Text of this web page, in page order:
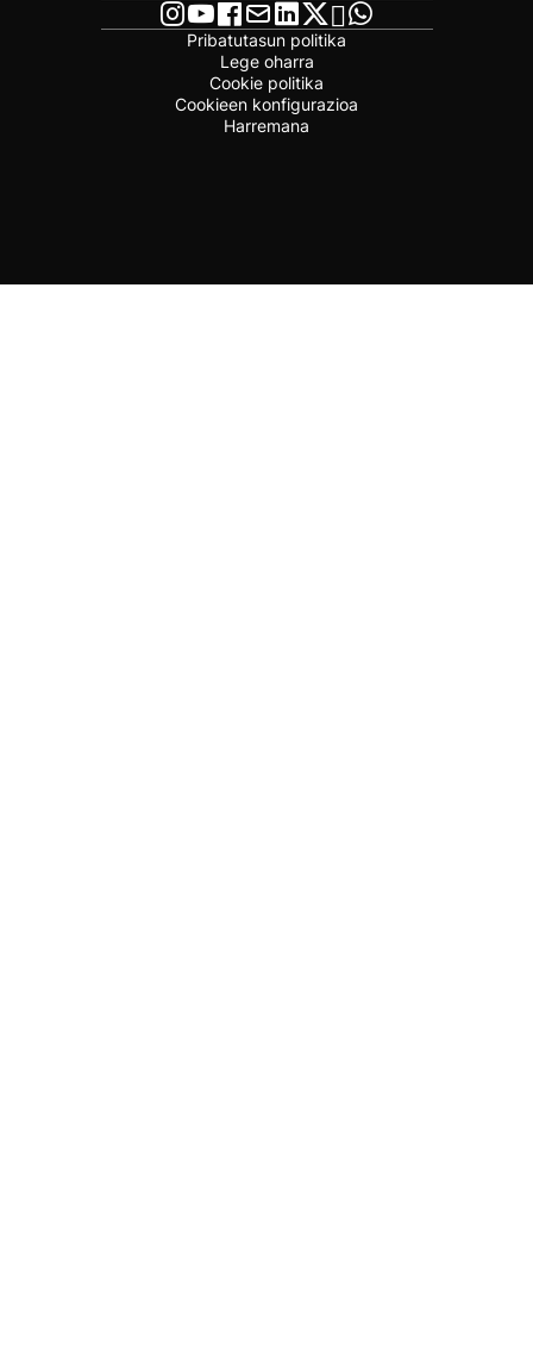
Pribatutasun politika
Lege oharra
Cookie politika
Cookieen konfigurazioa
Harremana